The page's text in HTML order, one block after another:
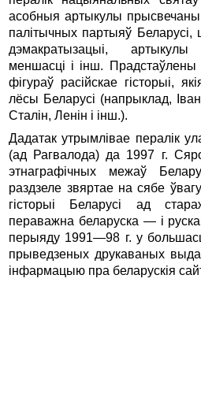
асобныя артыкулы
палiтычных партыяў Беларусi,
дэмакратызацыi,
меншасцi i iнш. Прадстаўлены
фiгураў расійскае гiсторыi,
лёсы Беларусi (напрыклад,
Сталiн, Ленiн i iнш.).
Дадатак утрымлiвае пералiк
(ад Рагвалода) да 1997 г.
этнаграфiчных межаў
раздзеле звяртае на сябе
гiсторыi Беларусi ад
пераважна беларуска — i
перыяду 1991—98 г. у
прыведзеных друкаваных
iнфармацыю пра беларускiя